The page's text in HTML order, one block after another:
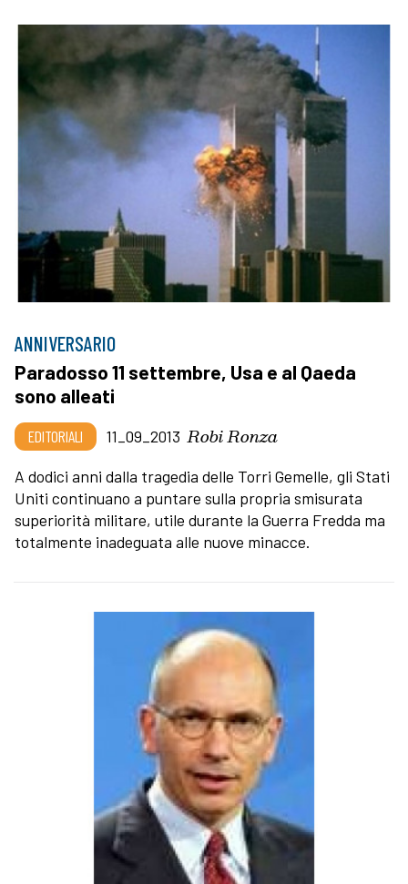
ANNIVERSARIO
Paradosso 11 settembre, Usa e al Qaeda
sono alleati
EDITORIALI 11_09_2013 Robi Ronza
A dodici anni dalla tragedia delle Torri Gemelle, gli Stati
Uniti continuano a puntare sulla propria smisurata
superiorità militare, utile durante la Guerra Fredda ma
totalmente inadeguata alle nuove minacce.